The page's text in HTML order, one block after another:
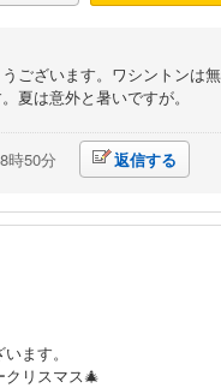
ございます。ワシントンは
夏は意外と暑いですが。
時50分 返信する
ます。
リスマス🎄